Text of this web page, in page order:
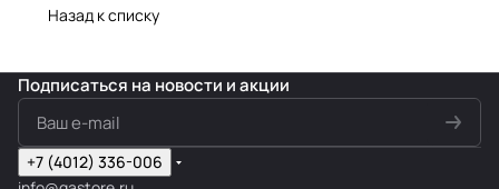
Назад к списку
Подписаться на новости и акции
+7 (4012) 336-006